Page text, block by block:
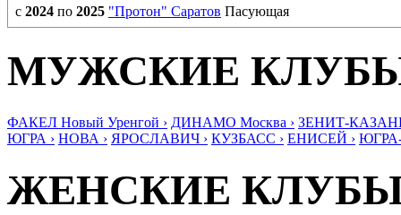
с 2024 по 2025 "Протон" Саратов Пасующая
МУЖСКИЕ
ФАКЕЛ Новый Уренгой › ДИНАМО Москва › ЗЕНИТ-
ЮГРА › НОВА › ЯРОСЛАВИЧ › КУЗБАСС › ЕНИСЕЙ ›
ЖЕНСКИЕ